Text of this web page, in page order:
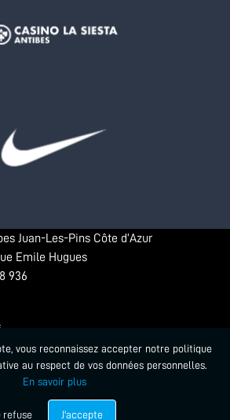
Juan-Les-Pins Côte d’Azur
Emile Hugues
936
Tous droits réservés.
vous reconnaissez accepter notre politique
au respect de vos données personnelles.
En savoir plus
refuse J'accepte